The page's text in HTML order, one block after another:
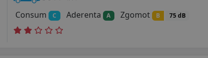
Consum
C Aderenta A Zgomot B 75 dB